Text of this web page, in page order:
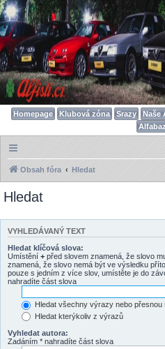
Homepage Klubová zóna Srazy Naše
Obsah fóra Hledat
Hledat
VYHLEDÁVANÝ TEXT
Hledat klíčová slova:
Umístění + před slovem znamená, že slovo
znamená, že slovo nemá být ve výsledku
pouze s jedním z více slov, umístěte je do
nahradíte část slova
Hledat všechny výrazy nebo přesnou
Hledat kterýkoliv z výrazů
Vyhledat autora:
Zadáním * nahradíte část slova